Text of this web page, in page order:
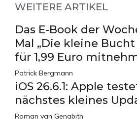
WEITERE ARTIKEL
Das E-Book der
Mal „Die kleine
für 1,99 Euro
Patrick Bergmann
iOS 26.6.1: Apple
nächstes kleines
Roman van Genabith